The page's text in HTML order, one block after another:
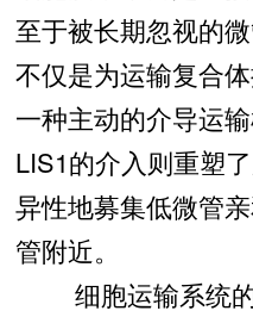
至于被长期忽视的
不仅是为运输复合
一种主动的介导运
LIS1的介入则重塑
异性地募集低微管
管附近。
细胞运输系统的